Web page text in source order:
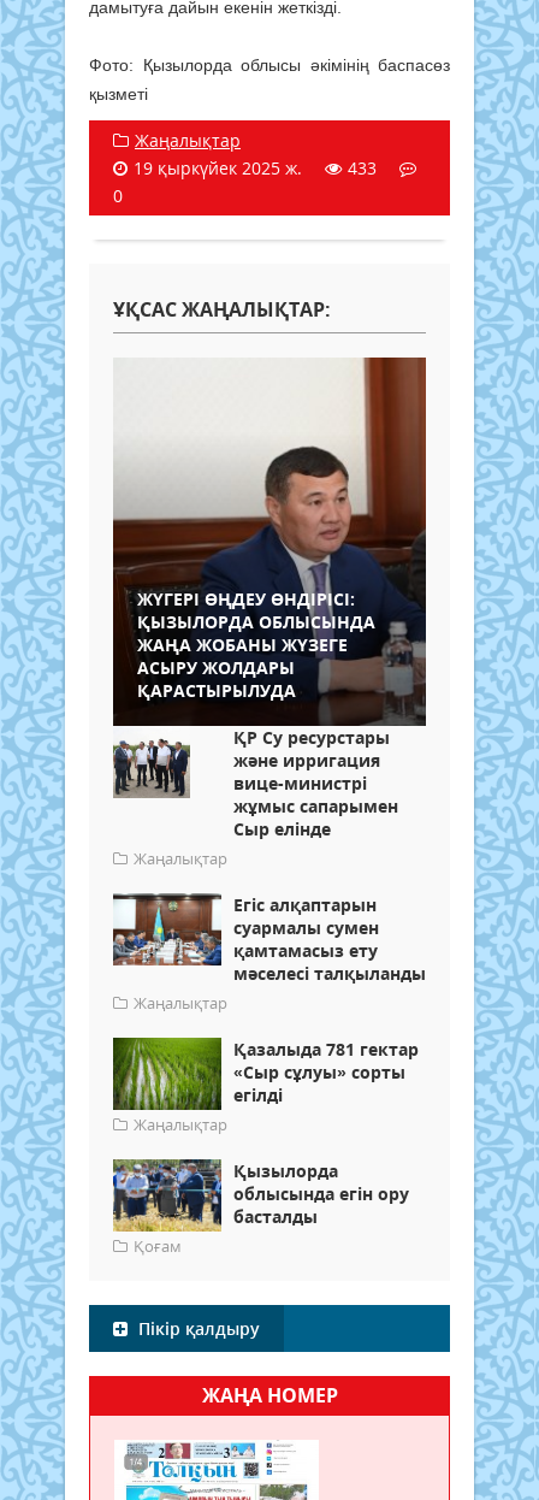
дамытуға дайын екенін жеткізді.
Фото: Қызылорда облысы әкімінің баспасөз
қызметі
Жаңалықтар
19 қыркүйек 2025 ж.
433
0
ҰҚСАС ЖАҢАЛЫҚТАР:
ЖҮГЕРІ ӨҢДЕУ ӨНДІРІСІ:
ҚЫЗЫЛОРДА ОБЛЫСЫНДА
ЖАҢА ЖОБАНЫ ЖҮЗЕГЕ
АСЫРУ ЖОЛДАРЫ
ҚАРАСТЫРЫЛУДА
ҚР Су ресурстары
және ирригация
вице-министрі
жұмыс сапарымен
Сыр елінде
Жаңалықтар
Егіс алқаптарын
суармалы сумен
қамтамасыз ету
мәселесі талқыланды
Жаңалықтар
Қазалыда 781 гектар
«Сыр сұлуы» сорты
егілді
Жаңалықтар
Қызылорда
облысында егін ору
басталды
Қоғам
Пікір қалдыру
ЖАҢА НОМЕР